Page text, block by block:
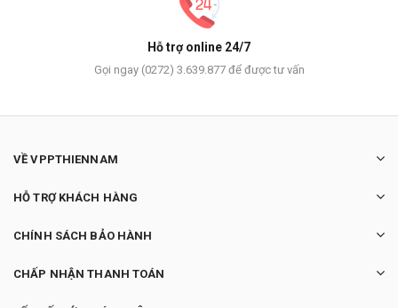
Hỗ trợ online 24/7
Gọi ngay (0272) 3.639.877 để được tư vấn
VỀ VPPTHIENNAM
HỖ TRỢ KHÁCH HÀNG
CHÍNH SÁCH BẢO HÀNH
CHẤP NHẬN THANH TOÁN